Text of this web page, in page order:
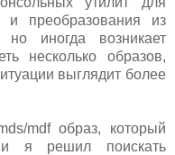
и преобразования из
но иногда возникает
несколько образов,
выглядит более
mdf образ, который
я решил поискать